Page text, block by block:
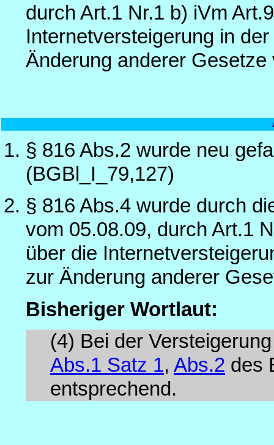
durch Art.1 Nr.1 b) iVm
Internetversteigerung in
Änderung anderer
§ 816 Abs.2 wurde neu
(BGBl_I_79,127)
§ 816 Abs.4 wurde durch
vom 05.08.09, durch Art.1
über die
zur Änderung anderer
Bisheriger Wortlaut:
(4) Bei der
Abs.1 Satz 1, Abs.2 des
entsprechend.